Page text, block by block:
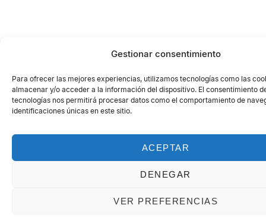
Gestionar consentimiento
Para ofrecer las mejores experiencias, utilizamos tecnologías como las
almacenar y/o acceder a la información del dispositivo. El consentimiento
tecnologías nos permitirá procesar datos como el comportamiento de
identificaciones únicas en este sitio.
ACEPTAR
DENEGAR
VER PREFERENCIAS